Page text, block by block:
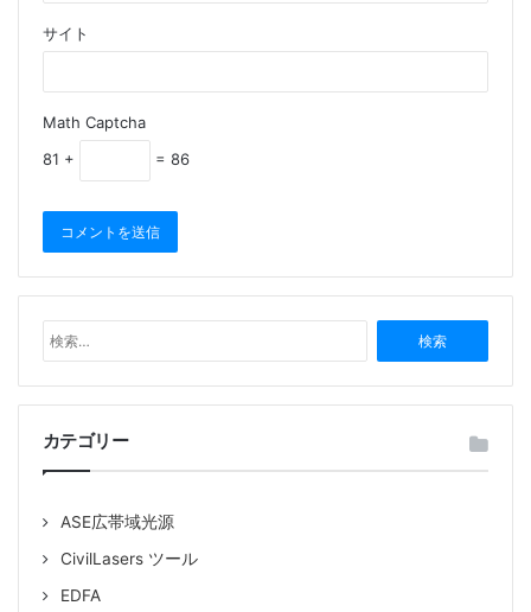
サイト
Math Captcha
81 +
= 86
索
:
カテゴリー
ASE広帯域光源
CivilLasers ツール
EDFA